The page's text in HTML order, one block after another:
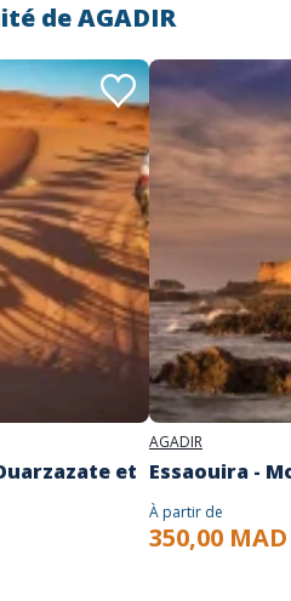
deAGADIR
et
AGADIR
Essaouira -
À partir de
350,00 MAD